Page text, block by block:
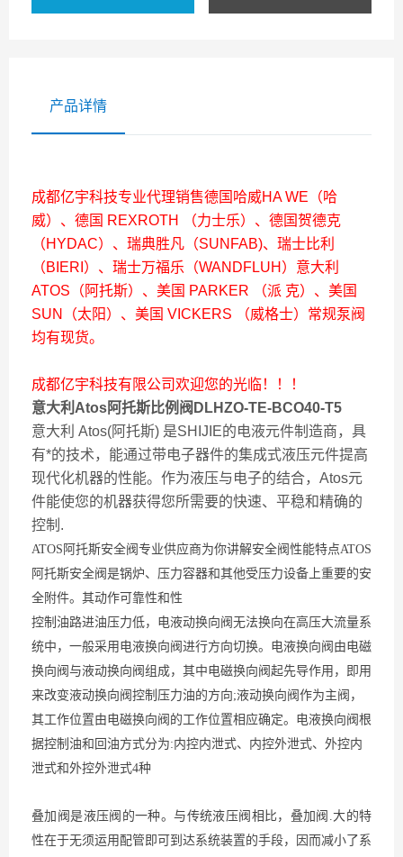
产品详情
成都亿宇科技专业代理销售德国哈威HA WE（哈
威）、德国 REXROTH （力士乐）、德国贺德克
（HYDAC）、瑞典胜凡（SUNFAB)、瑞士比利
（BIERI）、瑞士万福乐（WANDFLUH）意大利
ATOS（阿托斯）、美国 PARKER （派 克）、美国
SUN（太阳）、美国 VICKERS （威格士）常规泵阀
均有现货。
成都亿宇科技有限公司欢迎您的光临！！！
意大利Atos阿托斯比例阀DLHZO-TE-BCO40-T5
意大利 Atos(阿托斯) 是SHIJIE的电液元件制造商，具
有*的技术，能通过带电子器件的集成式液压元件提高
现代化机器的性能。作为液压与电子的结合，Atos元
件能使您的机器获得您所需要的快速、平稳和精确的
控制.
ATOS阿托斯安全阀专业供应商为你讲解安全阀性能特点ATOS
阿托斯安全阀是锅炉、压力容器和其他受压力设备上重要的安
全附件。其动作可靠性和性
控制油路进油压力低，电液动换向阀无法换向在高压大流量系
统中，一般采用电液换向阀进行方向切换。电液换向阀由电磁
换向阀与液动换向阀组成，其中电磁换向阀起先导作用，即用
来改变液动换向阀控制压力油的方向;液动换向阀作为主阀，
其工作位置由电磁换向阀的工作位置相应确定。电液换向阀根
据控制油和回油方式分为:内控内泄式、内控外泄式、外控内
泄式和外控外泄式4种
叠加阀是液压阀的一种。与传统液压阀相比，叠加阀.大的特
性在于无须运用配管即可到达系统装置的手段，因而减小了系